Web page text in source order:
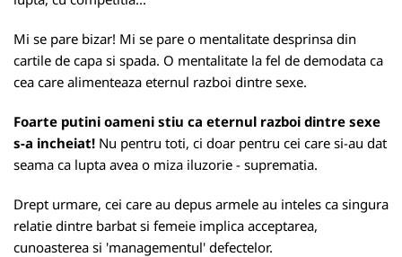
Mi se pare bizar! Mi se pare o mentalitate desprinsa din
cartile de capa si spada. O mentalitate la fel de demodata ca
cea care alimenteaza eternul razboi dintre sexe.
Foarte putini oameni stiu ca eternul razboi dintre sexe
s-a incheiat! Nu pentru toti, ci doar pentru cei care si-au dat
seama ca lupta avea o miza iluzorie - suprematia.
Drept urmare, cei care au depus armele au inteles ca singura
relatie dintre barbat si femeie implica acceptarea,
cunoasterea si 'managementul' defectelor.